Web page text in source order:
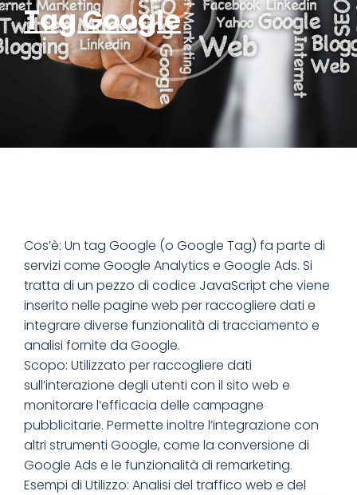
Tag Google
Cos’è: Un tag Google (o Google Tag) fa parte di
servizi come Google Analytics e Google Ads. Si
tratta di un pezzo di codice JavaScript che viene
inserito nelle pagine web per raccogliere dati e
integrare diverse funzionalità di tracciamento e
analisi fornite da Google.
Scopo: Utilizzato per raccogliere dati
sull’interazione degli utenti con il sito web e
monitorare l’efficacia delle campagne
pubblicitarie. Permette inoltre l’integrazione con
altri strumenti Google, come la conversione di
Google Ads e le funzionalità di remarketing.
Esempi di Utilizzo: Analisi del traffico web e del